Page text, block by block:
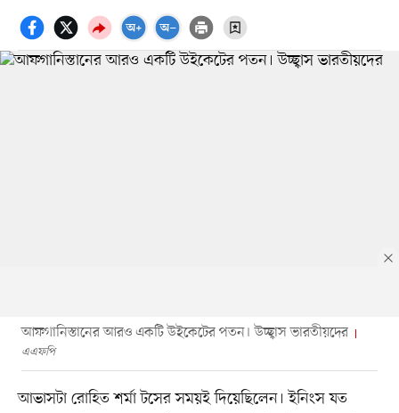
আফগানিস্তানের আরও একটি উইকেটের পতন। উচ্ছ্বাস ভারতীয়দের
এএফপি
আভাসটা রোহিত শর্মা টসের সময়ই দিয়েছিলেন। ইনিংস যত